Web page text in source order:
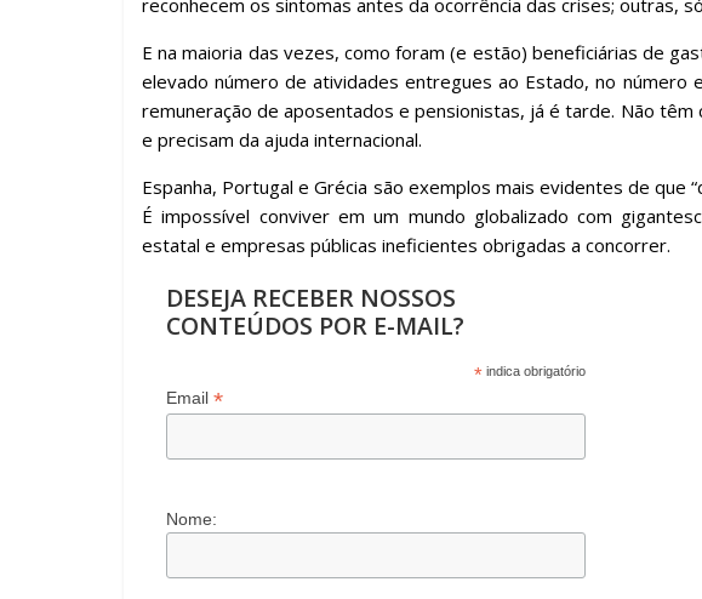
k p h
ar
reconhecem os sintomas antes da ocorrência das crises; outras,
E na maioria das vezes, como foram (e estão) beneficiárias de
elevado número de atividades entregues ao Estado, no número
remuneração de aposentados e pensionistas, já é tarde. Não
e precisam da ajuda internacional.
Espanha, Portugal e Grécia são exemplos mais evidentes de que
É impossível conviver em um mundo globalizado com
estatal e empresas públicas ineficientes obrigadas a concorrer.
DESEJA RECEBER NOSSOS
CONTEÚDOS POR E-MAIL?
*indica obrigatório
Email *
Nome: